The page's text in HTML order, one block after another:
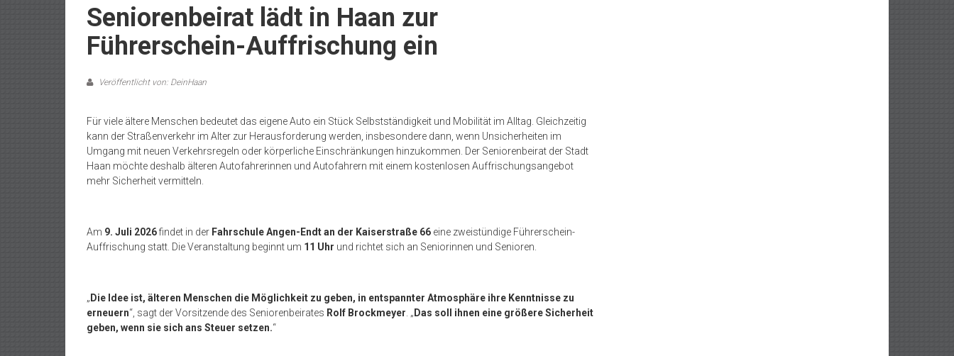
Seniorenbeirat lädt in Haan zur
Führerschein-Auffrischung ein
Veröffentlicht von: DeinHaan
Für viele ältere Menschen bedeutet das eigene Auto ein Stück Selbstständigkeit und Mobilität im Alltag. Gleichzeitig
kann der Straßenverkehr im Alter zur Herausforderung werden, insbesondere dann, wenn Unsicherheiten im
Umgang mit neuen Verkehrsregeln oder körperliche Einschränkungen hinzukommen. Der Seniorenbeirat der Stadt
Haan möchte deshalb älteren Autofahrerinnen und Autofahrern mit einem kostenlosen Auffrischungsangebot
mehr Sicherheit vermitteln.
Am 9. Juli 2026findet in der Fahrschule Angen-Endt an der Kaiserstraße 66 eine zweistündige Führerschein-
Auffrischung statt. Die Veranstaltung beginnt um 11 Uhr und richtet sich an Seniorinnen und Senioren.
„ Die Idee ist, älteren Menschen die Möglichkeit zu geben, in entspannter Atmosphäre ihre Kenntnisse zu
erneuern“, sagt der Vorsitzende des Seniorenbeirates Rolf Brockmeyer . „ Das soll ihnen eine größere Sicherheit
geben, wenn sie sich ans Steuer setzen.“